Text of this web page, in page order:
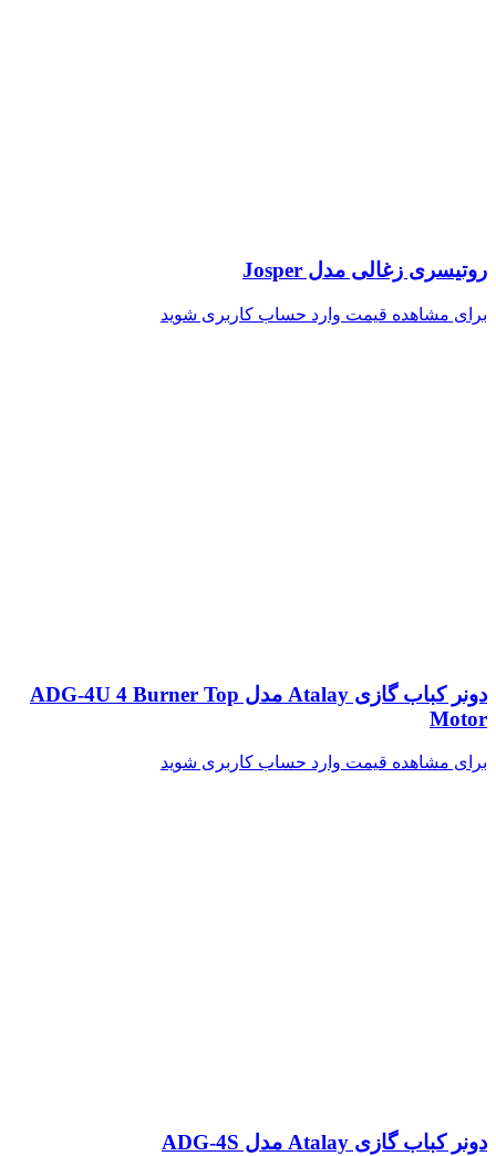
روتیسری زغالی مدل Josper
برای مشاهده قیمت وارد حساب کاربری شوید
دونر کباب گازی Atalay مدل ADG-4U 4 Burner Top
Motor
برای مشاهده قیمت وارد حساب کاربری شوید
دونر کباب گازی Atalay مدل ADG-4S